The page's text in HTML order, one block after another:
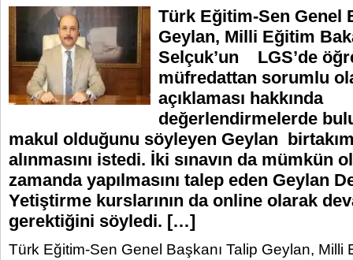
Türk Eğitim-Sen Genel
Geylan, Milli Eğitim
Selçuk’un LGS’de
müfredattan sorumlu
açıklaması hakkında
değerlendirmelerde
makul olduğunu söyleyen Geylan
alınmasını istedi. İki sınavın da mümkün
zamanda yapılmasını talep eden Geylan
Yetiştirme kurslarının da online olarak
gerektiğini söyledi. […]
Türk Eğitim-Sen Genel Başkanı Talip Geylan, Milli